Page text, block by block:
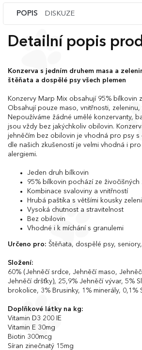
POPIS DISKUZE
Detailní popis
Konzerva s jedním druhem masa a
štěňata a dospělé psy všech plemen
Konzervy Marp Mix obsahují 95% bílkovin
Obsahují pouze maso, vnitřnosti, zeleninu,
Nepoužíváme žádné umělé konzervanty,
jsou vždy bez jakýchkoliv obilovin.
jehněčím bez obilovin je vhodná pro psy s
dle našich zkušeností je velmi vhodná i
alergiemi.
Jeden druh bílkovin
95% bílkovin pochází ze živočišných
Kombinace svaloviny a vnitřností
Hrubá paštika s většími kousky
Vysoká chutnost a stravitelnost
Bez obilovin
Vhodné i k míchání s granulemi
Určeno pro: Štěňata, dospělé psy,
Složení:
60% (Jehněčí srdce, Jehněčí maso,
Jehněčí dršťky), 25,9% Jehněčí vývar, 5%
brokolice, 3% Brusinky, 1% minerály, 0,1%
Doplňkové látky na kg:
Vitamin D3 200 IE
Vitamin E 30mg
Biotin 300mcg
Síran zinečnatý 15mg